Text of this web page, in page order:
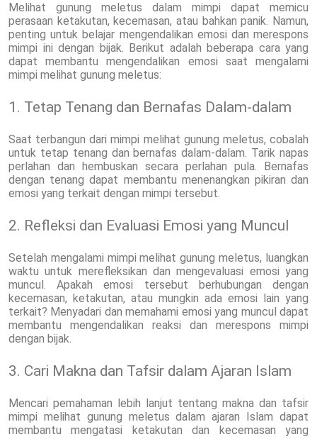
Melihat gunung meletus dalam mimpi dapat memicu
perasaan ketakutan, kecemasan, atau bahkan panik. Namun,
penting untuk belajar mengendalikan emosi dan merespons
mimpi ini dengan bijak. Berikut adalah beberapa cara yang
dapat membantu mengendalikan emosi saat mengalami
mimpi melihat gunung meletus:
1. Tetap Tenang dan Bernafas Dalam-dalam
Saat terbangun dari mimpi melihat gunung meletus, cobalah
untuk tetap tenang dan bernafas dalam-dalam. Tarik napas
perlahan dan hembuskan secara perlahan pula. Bernafas
dengan tenang dapat membantu menenangkan pikiran dan
emosi yang terkait dengan mimpi tersebut.
2. Refleksi dan Evaluasi Emosi yang Muncul
Setelah mengalami mimpi melihat gunung meletus, luangkan
waktu untuk merefleksikan dan mengevaluasi emosi yang
muncul. Apakah emosi tersebut berhubungan dengan
kecemasan, ketakutan, atau mungkin ada emosi lain yang
terkait? Menyadari dan memahami emosi yang muncul dapat
membantu mengendalikan reaksi dan merespons mimpi
dengan bijak.
3. Cari Makna dan Tafsir dalam Ajaran Islam
Mencari pemahaman lebih lanjut tentang makna dan tafsir
mimpi melihat gunung meletus dalam ajaran Islam dapat
membantu mengatasi ketakutan dan kecemasan yang